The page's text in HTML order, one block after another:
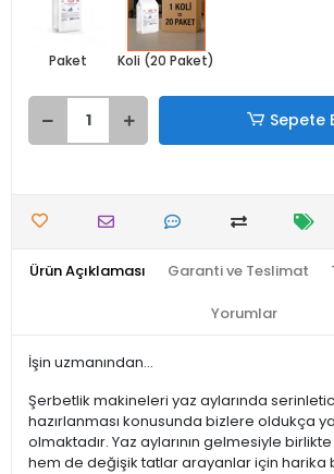
Paket Koli (20 Paket)
Sepete
Ürün Açıklaması Garanti ve Teslimat
Yorumlar
İşin uzmanından...
Şerbetlik makineleri yaz aylarında
hazırlanması konusunda bizlere oldukça
olmaktadır. Yaz aylarının gelmesiyle
hem de değişik tatlar arayanlar için harika